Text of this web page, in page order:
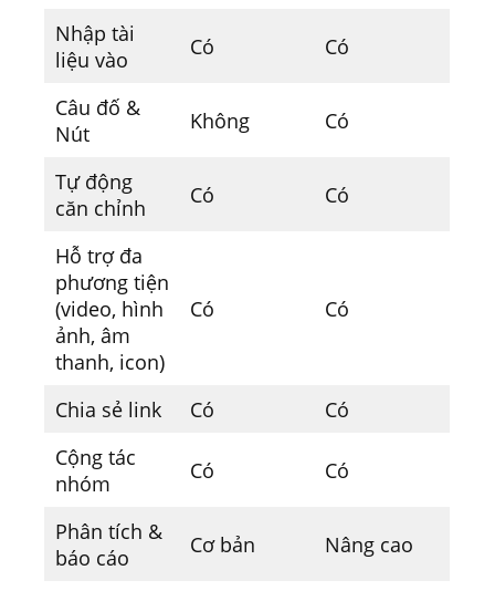
Nhập tài
liệu vào
Có Có
Câu đố &
Nút
Không Có
Tự động
căn chỉnh
Có Có
Hỗ trợ đa
phương tiện
(video, hình
ảnh, âm
thanh, icon)
Có Có
Chia sẻ link Có
Có
Cộng tác
nhóm
Có Có
Phân tích &
báo cáo
Cơ bản Nâng cao